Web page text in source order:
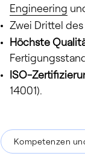
Engineering
Zwei Drittel
Höchste
ISO-
14001).
Kompetenzen